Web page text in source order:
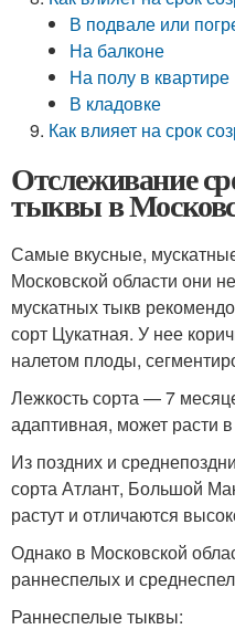
В подвале или
На балконе
На полу в квартире
В кладовке
Как влияет на срок
Отслеживание
тыквы в
Самые вкусные,
Московской области они
мускатных тыкв
сорт Цукатная. У нее
налетом плоды,
Лежкость сорта — 7
адаптивная, может расти
Из поздних и
сорта Атлант, Большой
растут и отличаются
Однако в Московской
раннеспелых и
Раннеспелые тыквы: